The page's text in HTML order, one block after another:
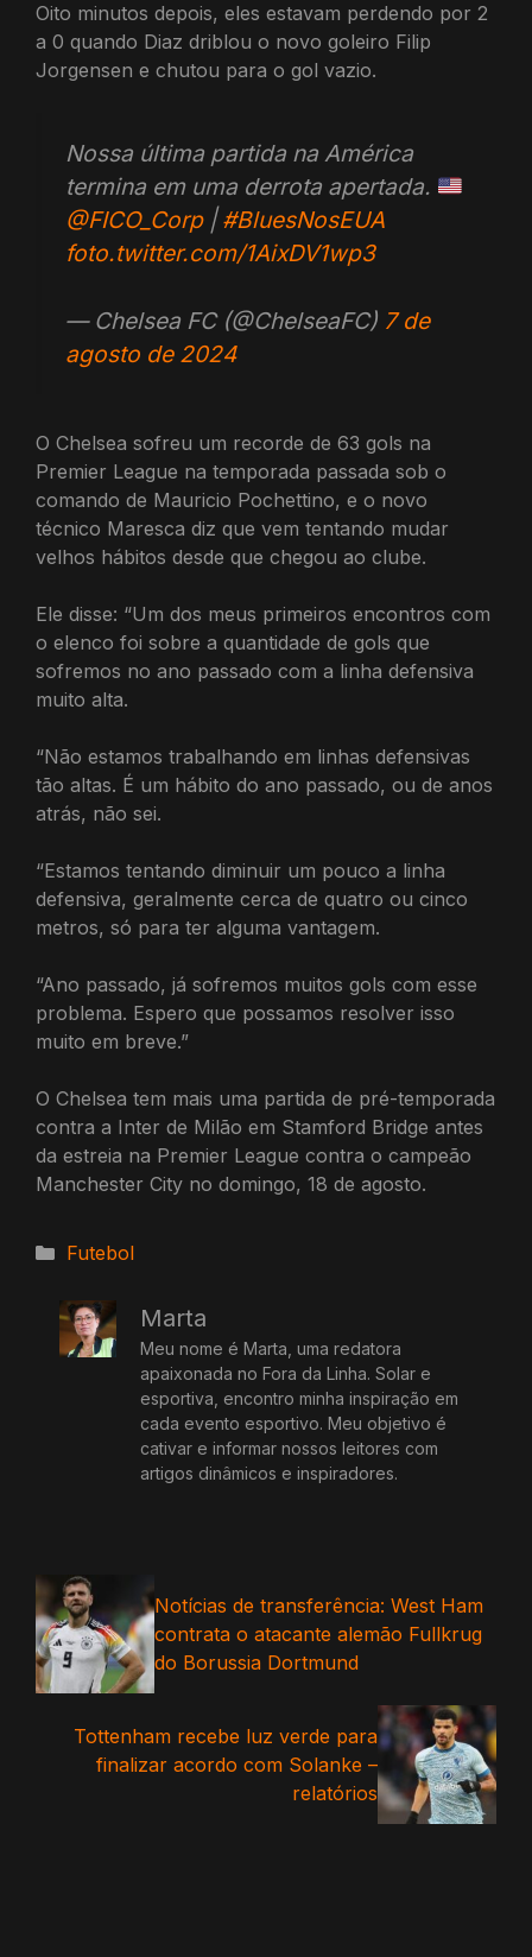
Oito minutos depois, eles estavam perdendo por 2
a 0 quando Diaz driblou o novo goleiro Filip
Jorgensen e chutou para o gol vazio.
Nossa última partida na América
termina em uma derrota apertada.
@FICO_Corp|#BluesNosEUA
foto.twitter.com/1AixDV1wp3
— Chelsea FC (@ChelseaFC) 7 de
agosto de 2024
O Chelsea sofreu um recorde de 63 gols na
Premier League na temporada passada sob o
comando de Mauricio Pochettino, e o novo
técnico Maresca diz que vem tentando mudar
velhos hábitos desde que chegou ao clube.
Ele disse: “Um dos meus primeiros encontros com
o elenco foi sobre a quantidade de gols que
sofremos no ano passado com a linha defensiva
muito alta.
“Não estamos trabalhando em linhas defensivas
tão altas. É um hábito do ano passado, ou de anos
atrás, não sei.
“Estamos tentando diminuir um pouco a linha
defensiva, geralmente cerca de quatro ou cinco
metros, só para ter alguma vantagem.
“Ano passado, já sofremos muitos gols com esse
problema. Espero que possamos resolver isso
muito em breve.”
O Chelsea tem mais uma partida de pré-temporada
contra a Inter de Milão em Stamford Bridge antes
da estreia na Premier League contra o campeão
Manchester City no domingo, 18 de agosto.
Categorias
Futebol
Marta
Meu nome é Marta, uma redatora
apaixonada no Fora da Linha. Solar e
esportiva, encontro minha inspiração em
cada evento esportivo. Meu objetivo é
cativar e informar nossos leitores com
artigos dinâmicos e inspiradores.
Notícias de transferência: West Ham
contrata o atacante alemão Fullkrug
do Borussia Dortmund
Tottenham recebe luz verde para
finalizar acordo com Solanke –
relatórios